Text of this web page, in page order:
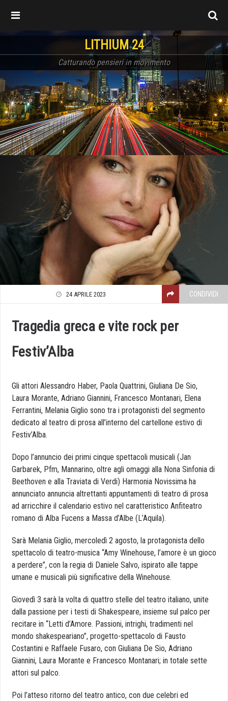
LITHIUM 24
Catturando pensieri in movimento
24 APRILE 2023 CONDIVIDI
Tragedia greca e vite rock per
Festiv’Alba
Gli attori Alessandro Haber, Paola Quattrini, Giuliana De Sio,
Laura Morante, Adriano Giannini, Francesco Montanari, Elena
Ferrantini, Melania Giglio sono tra i protagonisti del segmento
dedicato al teatro di prosa all’interno del cartellone estivo di
Festiv’Alba.
Dopo l’annuncio dei primi cinque spettacoli musicali (Jan
Garbarek, Pfm, Mannarino, oltre agli omaggi alla Nona Sinfonia di
Beethoven e alla Traviata di Verdi) Harmonia Novissima ha
annunciato annuncia altrettanti appuntamenti di teatro di prosa
ad arricchire il calendario estivo nel caratteristico Anfiteatro
romano di Alba Fucens a Massa d’Albe (L’Aquila).
Sarà Melania Giglio, mercoledì 2 agosto, la protagonista dello
spettacolo di teatro-musica “Amy Winehouse, l’amore è un gioco
a perdere”, con la regia di Daniele Salvo, ispirato alle tappe
umane e musicali più significative della Winehouse.
Giovedì 3 sarà la volta di quattro stelle del teatro italiano, unite
dalla passione per i testi di Shakespeare, insieme sul palco per
recitare in “Letti d’Amore. Passioni, intrighi, tradimenti nel
mondo shakespeariano”, progetto-spettacolo di Fausto
Costantini e Raffaele Fusaro, con Giuliana De Sio, Adriano
Giannini, Laura Morante e Francesco Montanari; in totale sette
attori sul palco.
Poi l’atteso ritorno del teatro antico, con due celebri ed